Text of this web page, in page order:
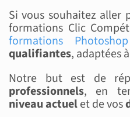
Si vous souhaitez aller
formations Clic
formations
qualifiantes, adaptées
Notre but est de
professionnels, en
niveau actuelet de vos